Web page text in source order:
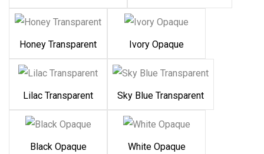
Honey Transparent Ivory Opaque
Lilac Transparent Sky Blue Transparent
Black Opaque White Opaque